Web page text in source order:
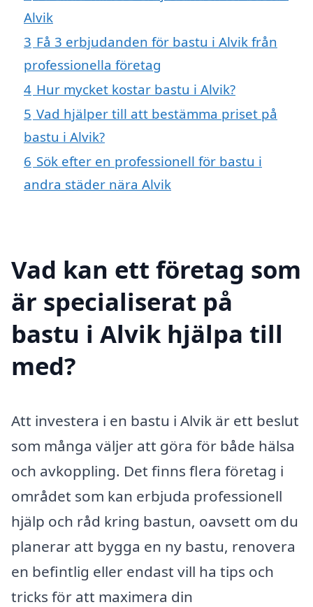
Alvik
3 Få 3 erbjudanden för bastu i Alvik från
professionella företag
4 Hur mycket kostar bastu i Alvik?
5 Vad hjälper till att bestämma priset på
bastu i Alvik?
6 Sök efter en professionell för bastu i
andra städer nära Alvik
Vad kan ett företag som
är specialiserat på
bastu i Alvik hjälpa till
med?
Att investera i en bastu i Alvik är ett beslut
som många väljer att göra för både hälsa
och avkoppling. Det finns flera företag i
området som kan erbjuda professionell
hjälp och råd kring bastun, oavsett om du
planerar att bygga en ny bastu, renovera
en befintlig eller endast vill ha tips och
tricks för att maximera din